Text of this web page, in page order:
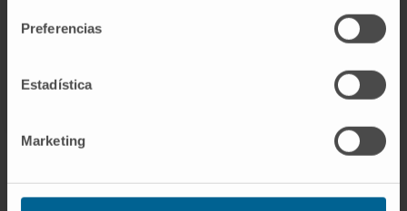
Preferencias
Estadística
Marketing